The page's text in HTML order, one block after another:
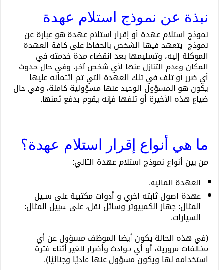
نبذة عن نموذج استلام عهدة
نموذج استلام عهدة أو إقرار استلام عهدة هو عبارة عن
نموذج يتعهد فيها الشخص بالحفاظ على كافة العهدة
الموكلة إليه، وتسليمها بعد انقضاء مدة خدمته في
المكان وعدم التنازل عنها لأي شخص آخر. وفي حال حدوث
أي ضرر أو تلف في تلك العهدة التي تم ائتمانه عليها
يكون هو المسؤول الوحيد عنها مسؤولية كاملة، وفي حال
ضياع هذه الأخيرة أو تلفها فإنه يقوم بدفع ثمنها.
ما هي أنواع إقرار استلام عهدة؟
من بين أنواع نموذج استلام عهدة التالي:
العهدة المالية.
عهدة اصول ثابته اخري و أدوات مكتبية على سبيل
المثال: جهاز الكمبيوتر وسائل نقل، على سبيل المثال:
السيارات.
(في هذه الحالة يكون أيضا الموظف مسؤول عن أي
مخالفات مرورية، أو أي حوادث وأضرار للغير أثناء فترة
استخدامه لها ويكون مسؤول عنها ماديًا وجنائيًا).